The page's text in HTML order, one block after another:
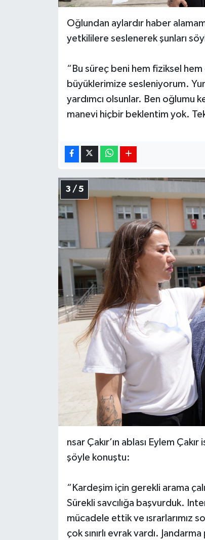
Oğlundan aylardır haber
yetkililere seslenerek şunları
“Bu süreç beni hem fiziksel
büyüklerimize sesleniyorum.
yardımcı olsunlar. Ben oğlumu
manevi hiçbir beklentim yok.
3 / 5
nsar Çakır’ın ablası Eylem
şöyle konuştu:
“Kardeşim için gerekli arama
Sürekli savcılığa başvurduk.
mücadele ettik ve ısrarlarımız
çok sınırlı evrak vardı.